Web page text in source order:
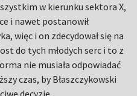
w kierunku sektora X,
i nawet postanowił
więc i on zdecydował się na
do tych młodych serc i to z
nie musiała odpowiadać
czas, by Błaszczykowski